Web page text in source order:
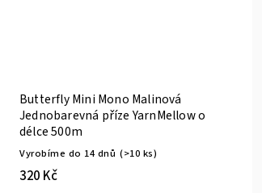
Butterfly Mini Mono Malinová
Jednobarevná příze YarnMellow o
délce 500m
Vyrobíme do 14 dnů (>10 ks)
320 Kč